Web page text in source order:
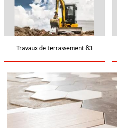
Travaux de terrassement 83